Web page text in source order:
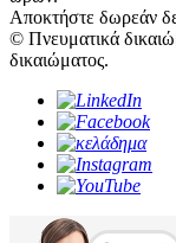
Αποκτήστε δωρεάν
© Πνευματικά
δικαιώματος.